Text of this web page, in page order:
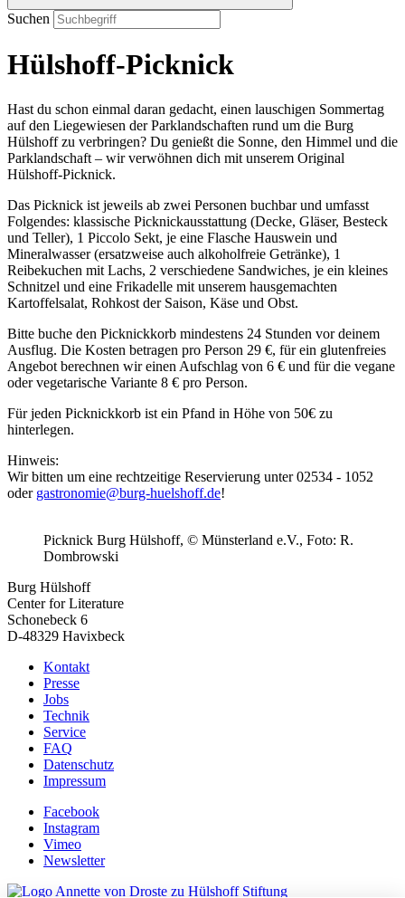
Suchen
Hülshoff-Picknick
Hast du schon einmal daran gedacht, einen lauschigen Sommertag
auf den Liegewiesen der Parklandschaften rund um die Burg
Hülshoff zu verbringen? Du genießt die Sonne, den Himmel und die
Parklandschaft – wir verwöhnen dich mit unserem Original
Hülshoff-Picknick.
Das Picknick ist jeweils ab zwei Personen buchbar und umfasst
Folgendes: klassische Picknickausstattung (Decke, Gläser, Besteck
und Teller), 1 Piccolo Sekt, je eine Flasche Hauswein und
Mineralwasser (ersatzweise auch alkoholfreie Getränke), 1
Reibekuchen mit Lachs, 2 verschiedene Sandwiches, je ein kleines
Schnitzel und eine Frikadelle mit unserem hausgemachten
Kartoffelsalat, Rohkost der Saison, Käse und Obst.
Bitte buche den Picknickkorb mindestens 24 Stunden vor deinem
Ausflug. Die Kosten betragen pro Person 29 €, für ein glutenfreies
Angebot berechnen wir einen Aufschlag von 6 € und für die vegane
oder vegetarische Variante 8 € pro Person.
Für jeden Picknickkorb ist ein Pfand in Höhe von 50€ zu
hinterlegen.
Hinweis:
Wir bitten um eine rechtzeitige Reservierung unter 02534 - 1052
oder gastronomie@burg-huelshoff.de!
Picknick Burg Hülshoff, © Münsterland e.V., Foto: R.
Dombrowski
Burg Hülshoff
Center for Literature
Schonebeck 6
D-48329 Havixbeck
Kontakt
Presse
Jobs
Technik
Service
FAQ
Datenschutz
Impressum
Facebook
Instagram
Vimeo
Newsletter